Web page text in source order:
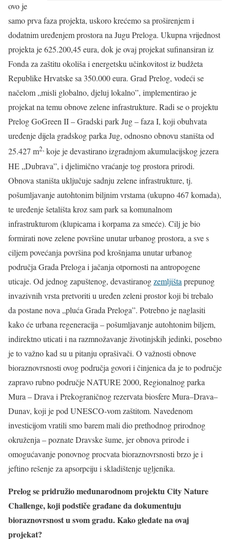
ovo je
samo prva faza projekta, uskoro krećemo sa proširenjem i
dodatnim uređenjem prostora na Jugu Preloga. Ukupna vrijednost
projekta je 625.200,45 eura, dok je ovaj projekat sufinansiran iz
Fonda za zaštitu okoliša i energetsku učinkovitost iz budžeta
Republike Hrvatske sa 350.000 eura. Grad Prelog, vodeći se
načelom „misli globalno, djeluj lokalno”, implementirao je
projekat na temu obnove zelene infrastrukture. Radi se o projektu
Prelog GoGreen II – Gradski park Jug – faza I, koji obuhvata
uređenje dijela gradskog parka Jug, odnosno obnovu staništa od
25.427 m2, koje je devastirano izgradnjom akumulacijskog jezera
HE „Dubrava”, i djelimično vraćanje tog prostora prirodi.
Obnova staništa uključuje sadnju zelene infrastrukture, tj.
pošumljavanje autohtonim biljnim vrstama (ukupno 467 komada),
te uređenje šetališta kroz sam park sa komunalnom
infrastrukturom (klupicama i korpama za smeće). Cilj je bio
formirati nove zelene površine unutar urbanog prostora, a sve s
ciljem povećanja površina pod krošnjama unutar urbanog
područja Grada Preloga i jačanja otpornosti na antropogene
uticaje. Od jednog zapuštenog, devastiranogzemljišta prepunog
invazivnih vrsta pretvoriti u uređen zeleni prostor koji bi trebalo
da postane nova „pluća Grada Preloga”. Potrebno je naglasiti
kako će urbana regeneracija – pošumljavanje autohtonim biljem,
indirektno uticati i na razmnožavanje životinjskih jedinki, posebno
je to važno kad su u pitanju oprašivači. O važnosti obnove
bioraznovrsnosti ovog područja govori i činjenica da je to područje
zapravo rubno područje NATURE 2000, Regionalnog parka
Mura – Drava i Prekograničnog rezervata biosfere Mura–Drava–
Dunav, koji je pod UNESCO-vom zaštitom. Navedenom
investicijom vratili smo barem mali dio prethodnog prirodnog
okruženja – poznate Dravske šume, jer obnova prirode i
omogućavanje ponovnog procvata bioraznovrsnosti brzo je i
jeftino rešenje za apsorpciju i skladištenje ugljenika.
Prelog se pridružio međunarodnom projektu City Nature
Challenge, koji podstiče građane da dokumentuju
bioraznovrsnost u svom gradu. Kako gledate na ovaj
projekat?